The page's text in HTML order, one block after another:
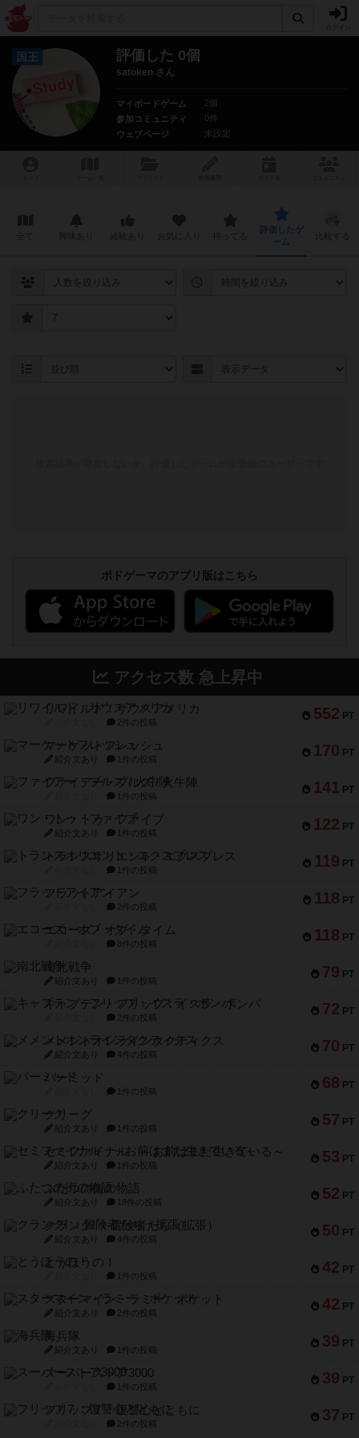
国王 評価した 0個
satoken さん
マイボードゲーム
2個
参加コミュニティ
0件
ウェブページ
未設定
評価したゲ
ーム
ボドゲーマのアプリ版はこちら
アクセス数 急上昇中
552 PT
リワイルド：サウスアメリカ
2件の投稿
170 PT
マーケットフレッシュ
紹介文あり 1件の投稿
141 PT
ファイアー・ブルズ / 火牛陣
1件の投稿
122 PT
ワン・トゥ・ファイブ
紹介文あり 1件の投稿
119 PT
トランスオリエント・エクスプレス
1件の投稿
118 PT
フラットアイアン
2件の投稿
118 PT
エコーズ・オブ・タイム
8件の投稿
79 PT
南北戦争
紹介文あり 1件の投稿
72 PT
キャプテン・フリップ：イスラ・ボンバ
2件の投稿
70 PT
メメントオンラインタクティクス
紹介文あり 4件の投稿
68 PT
パーミッド
1件の投稿
57 PT
クリーグ
紹介文あり 1件の投稿
53 PT
セミファイナル ～お前はまだ生きている～
紹介文あり 1件の投稿
52 PT
ふたつの街の物語
紹介文あり 18件の投稿
50 PT
クランク! ：冒険者たち（拡張）
紹介文あり 4件の投稿
42 PT
とうほうの！
1件の投稿
42 PT
スターマイン・ラミー ポケット
紹介文あり 2件の投稿
39 PT
海兵隊
紹介文あり 1件の投稿
39 PT
スーパーストア3000
1件の投稿
37 PT
フリップ７：復讐心とともに
2件の投稿